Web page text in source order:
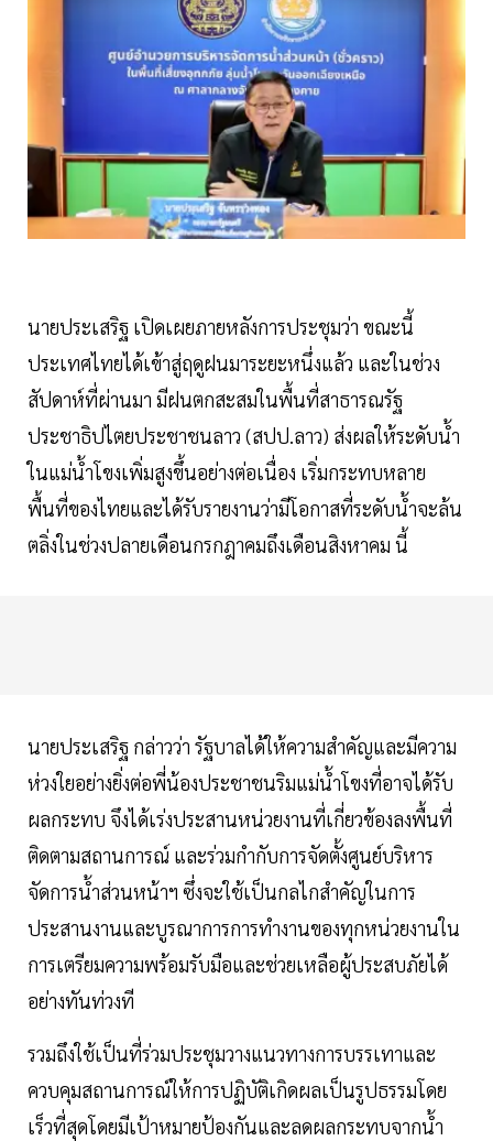
นายประเสริฐ เปิดเผยภายหลังการประชุมว่า ขณะนี้
ประเทศไทยได้เข้าสู่ฤดูฝนมาระยะหนึ่งแล้ว และในช่วง
สัปดาห์ที่ผ่านมา มีฝนตกสะสมในพื้นที่สาธารณรัฐ
ประชาธิปไตยประชาชนลาว (สปป.ลาว) ส่งผลให้ระดับน้ำ
ในแม่น้ำโขงเพิ่มสูงขึ้นอย่างต่อเนื่อง เริ่มกระทบหลาย
พื้นที่ของไทยและได้รับรายงานว่ามีโอกาสที่ระดับน้ำจะล้น
ตลิ่งในช่วงปลายเดือนกรกฎาคมถึงเดือนสิงหาคม นี้
นายประเสริฐ กล่าวว่า รัฐบาลได้ให้ความสำคัญและมีความ
ห่วงใยอย่างยิ่งต่อพี่น้องประชาชนริมแม่น้ำโขงที่อาจได้รับ
ผลกระทบ จึงได้เร่งประสานหน่วยงานที่เกี่ยวข้องลงพื้นที่
ติดตามสถานการณ์ และร่วมกำกับการจัดตั้งศูนย์บริหาร
จัดการน้ำส่วนหน้าฯ ซึ่งจะใช้เป็นกลไกสำคัญในการ
ประสานงานและบูรณาการการทำงานของทุกหน่วยงานใน
การเตรียมความพร้อมรับมือและช่วยเหลือผู้ประสบภัยได้
อย่างทันท่วงที
รวมถึงใช้เป็นที่ร่วมประชุมวางแนวทางการบรรเทาและ
ควบคุมสถานการณ์ให้การปฏิบัติเกิดผลเป็นรูปธรรมโดย
เร็วที่สุดโดยมีเป้าหมายป้องกันและลดผลกระทบจากน้ำ